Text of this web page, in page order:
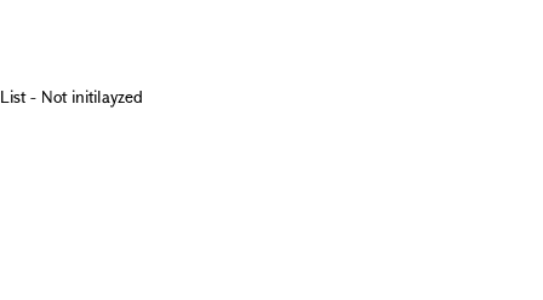
List - Not initilayzed